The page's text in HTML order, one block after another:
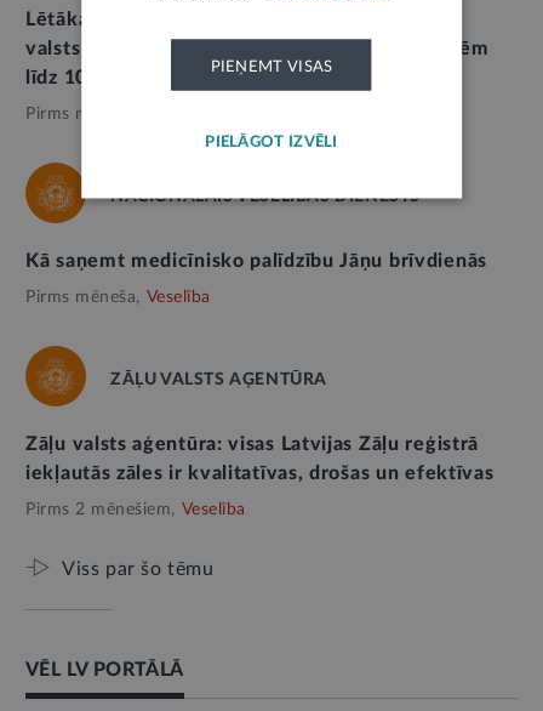
Lētākas recepšu zāles pacientiem – no 1. jūlija
valsts sedz farmaceita pakalpojuma maksu zālēm
līdz 10 eiro
Pirms mēneša,
NACIONĀLAIS VESELĪBAS DIENESTS
Kā saņemt medicīnisko palīdzību Jāņu brīvdienās
Pirms mēneša, Veselība
ZĀĻU VALSTS AĢENTŪRA
Zāļu valsts aģentūra: visas Latvijas Zāļu reģistrā
iekļautās zāles ir kvalitatīvas, drošas un efektīvas
Pirms 2 mēnešiem, Veselība
Viss par šo tēmu
VĒL LV PORTĀLĀ
AMATPERSONAS RUNA
PIEŅEMT VISAS
PIELĀGOT IZVĒLI